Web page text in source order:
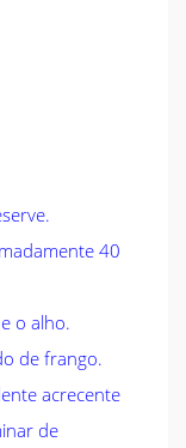
40
o alho.
de frango.
acrecente
de